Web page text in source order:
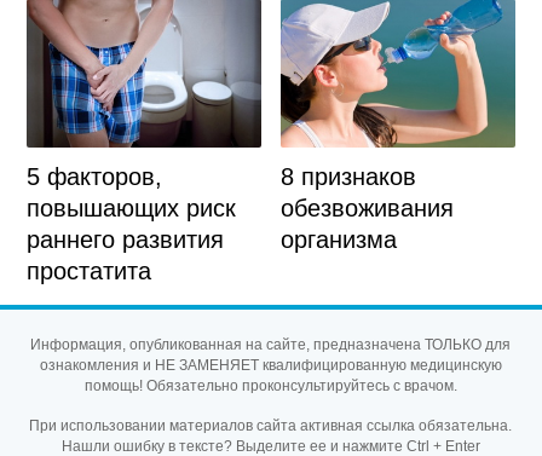
5 факторов,
повышающих риск
раннего развития
простатита
8 признаков
обезвоживания
организма
Информация, опубликованная на сайте, предназначена ТОЛЬКО для
ознакомления и НЕ ЗАМЕНЯЕТ квалифицированную медицинскую
помощь! Обязательно проконсультируйтесь с врачом.
При использовании материалов сайта активная ссылка обязательна.
Нашли ошибку в тексте? Выделите ее и нажмите Ctrl + Enter